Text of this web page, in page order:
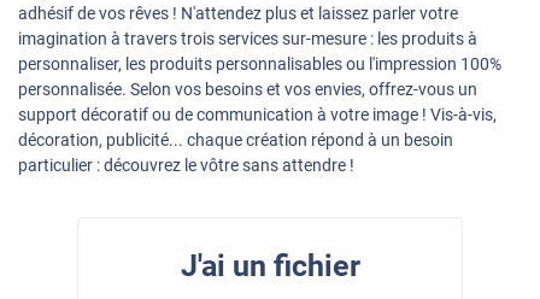
adhésif de vos rêves ! N'attendez plus et laissez parler votre
imagination à travers trois services sur-mesure : les produits à
personnaliser, les produits personnalisables ou l'impression 100%
personnalisée. Selon vos besoins et vos envies, offrez-vous un
support décoratif ou de communication à votre image ! Vis-à-vis,
décoration, publicité... chaque création répond à un besoin
particulier : découvrez le vôtre sans attendre !
J'ai un fichier